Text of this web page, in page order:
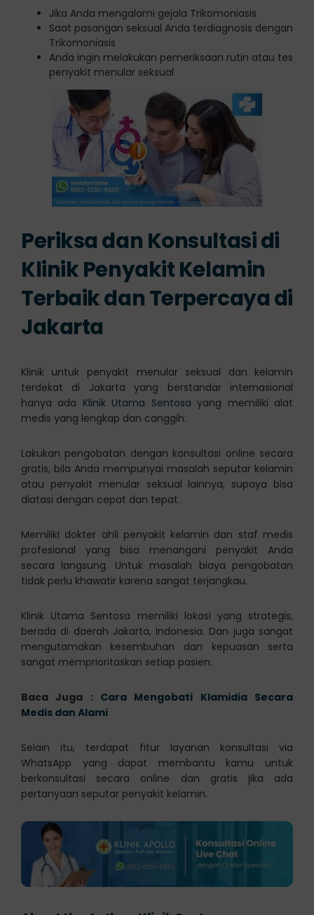
Jika Anda mengalami gejala Trikomoniasis
Saat pasangan seksual Anda terdiagnosis dengan
Trikomoniasis
Anda ingin melakukan pemeriksaan rutin atau tes
penyakit menular seksual
Periksa dan Konsultasi di
Klinik Penyakit Kelamin
Terbaik dan Terpercaya di
Jakarta
Klinik untuk penyakit menular seksual dan kelamin
terdekat di Jakarta yang berstandar internasional
hanya ada Klinik Utama Sentosa yang memiliki alat
medis yang lengkap dan canggih.
Lakukan pengobatan dengan konsultasi online secara
gratis, bila Anda mempunyai masalah seputar kelamin
atau penyakit menular seksual lainnya, supaya bisa
diatasi dengan cepat dan tepat.
Memiliki dokter ahli penyakit kelamin dan staf medis
profesional yang bisa menangani penyakit Anda
secara langsung. Untuk masalah biaya pengobatan
tidak perlu khawatir karena sangat terjangkau.
Klinik Utama Sentosa memiliki lokasi yang strategis,
berada di daerah Jakarta, Indonesia. Dan juga sangat
mengutamakan kesembuhan dan kepuasan serta
sangat memprioritaskan setiap pasien.
Baca Juga : Cara Mengobati Klamidia Secara
Medis dan Alami
Selain itu, terdapat fitur layanan konsultasi via
WhatsApp yang dapat membantu kamu untuk
berkonsultasi secara online dan gratis jika ada
pertanyaan seputar penyakit kelamin.